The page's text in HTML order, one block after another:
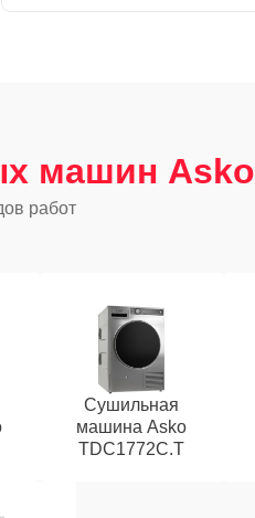
машин Asko
работ
Сушильная
машина Asko
TDC1772C.T